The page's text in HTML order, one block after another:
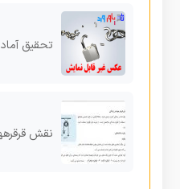
تحقیق آماده بررسی نقش
نقش